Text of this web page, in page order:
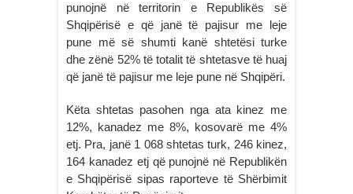
punojnë në territorin e Republikës së
Shqipërisë e që janë të pajisur me leje
pune më së shumti kanë shtetësi turke
dhe zënë 52% të totalit të shtetasve të huaj
që janë të pajisur me leje pune në Shqipëri.
Këta shtetas pasohen nga ata kinez me
12%, kanadez me 8%, kosovarë me 4%
etj. Pra, janë 1 068 shtetas turk, 246 kinez,
164 kanadez etj që punojnë në Republikën
e Shqipërisë sipas raporteve të Shërbimit